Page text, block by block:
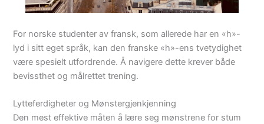
For norske studenter av fransk, som allerede har en «h»-
lyd i sitt eget språk, kan den franske «h»-ens tvetydighet
være spesielt utfordrende. Å navigere dette krever både
bevissthet og målrettet trening.
Lytteferdigheter og Mønstergjenkjenning
Den mest effektive måten å lære seg mønstrene for stum